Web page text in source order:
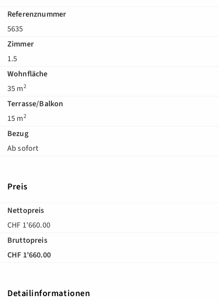
Referenznummer
5635
Zimmer
1.5
Wohnfläche
35 m2
Terrasse/Balkon
15 m2
Bezug
Ab sofort
Preis
Nettopreis
CHF 1'660.00
Bruttopreis
CHF 1'660.00
Detailinformationen